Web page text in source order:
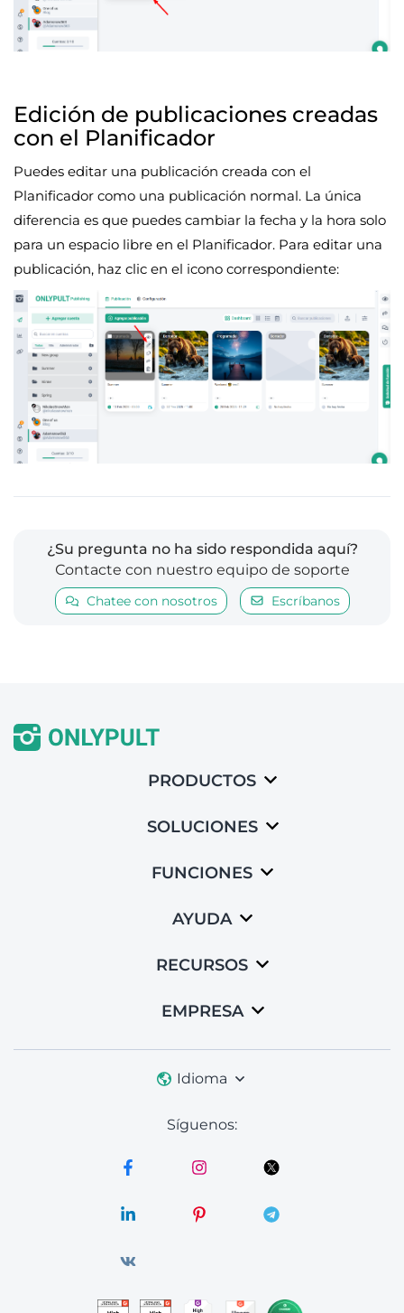
Edición de publicaciones creadas
con el Planificador
Puedes editar una publicación creada con el
Planificador como una publicación normal. La única
diferencia es que puedes cambiar la fecha y la hora solo
para un espacio libre en el Planificador. Para editar una
publicación, haz clic en el icono correspondiente:
¿Su pregunta no ha sido respondida aquí?
Сontacte con nuestro equipo de soporte
Chatee con nosotros Escríbanos
PRODUCTOS
SOLUCIONES
FUNCIONES
AYUDA
RECURSOS
EMPRESA
Idioma
Síguenos: